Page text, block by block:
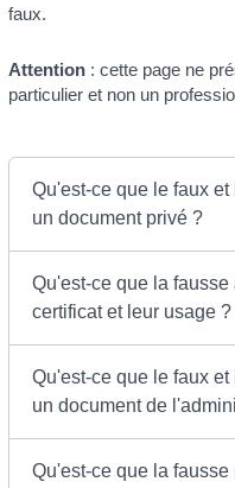
faux.
Attention: cette page ne
particulier et non un
Qu'est-ce que le faux
un document privé ?
Qu'est-ce que la
certificat et leur usage ?
Qu'est-ce que le faux
un document de
Qu'est-ce que la